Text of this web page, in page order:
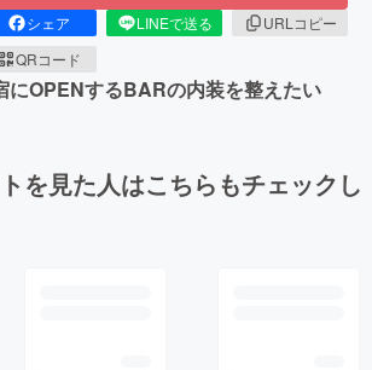
シェア LINEで送る
URLコピー
QRコード
にOPENするBARの内装を整えたい
を見た人はこちらもチェックし